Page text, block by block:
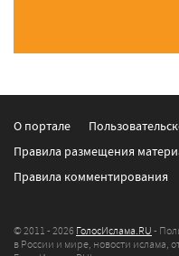
О портале
Правила размещения
Правила комментирования
© 2011 - 2026 ГолосИслама.RU -
в России и мире, новости ислама,